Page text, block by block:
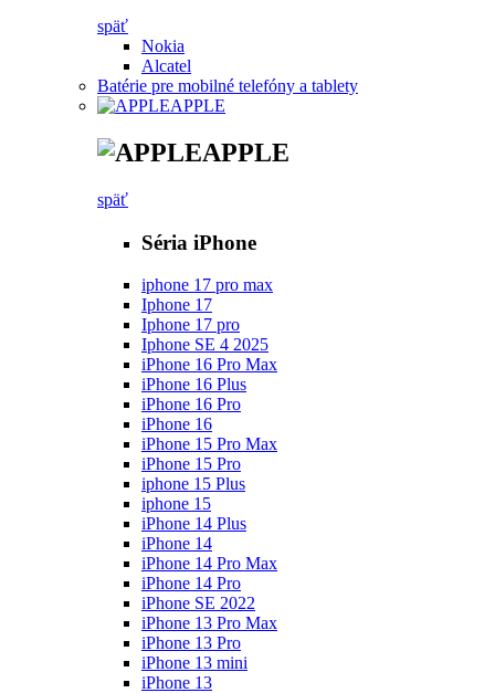
späť
Nokia
Alcatel
Batérie pre mobilné telefóny a tablety
APPLE
APPLE
späť
Séria iPhone
iphone 17 pro max
Iphone 17
Iphone 17 pro
Iphone SE 4 2025
iPhone 16 Pro Max
iPhone 16 Plus
iPhone 16 Pro
iPhone 16
iPhone 15 Pro Max
iPhone 15 Pro
iphone 15 Plus
iphone 15
iPhone 14 Plus
iPhone 14
iPhone 14 Pro Max
iPhone 14 Pro
iPhone SE 2022
iPhone 13 Pro Max
iPhone 13 Pro
iPhone 13 mini
iPhone 13